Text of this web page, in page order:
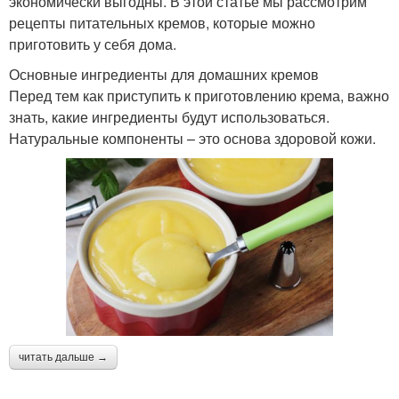
рецепты питательных кремов, которые можно
приготовить у себя дома.
Основные ингредиенты для домашних кремов
Перед тем как приступить к приготовлению крема, важно
знать, какие ингредиенты будут использоваться.
Натуральные компоненты – это основа здоровой кожи.
читать дальше →